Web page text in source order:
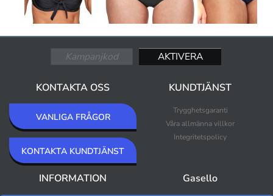
KONTAKTA OSS
VANLIGA FRÅGOR
KONTAKTA KUNDTJÄNST
KUNDTJÄNST
Trygghetsgaranti
Våra allmänna villkor
Integritetspolicy
INFORMATION Gasello